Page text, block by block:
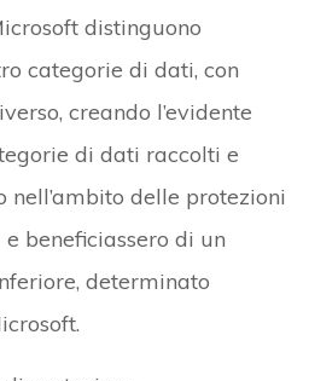
distinguono
categorie di dati, con
creando l’evidente
di dati raccolti e
delle protezioni
beneficiassero di un
determinato